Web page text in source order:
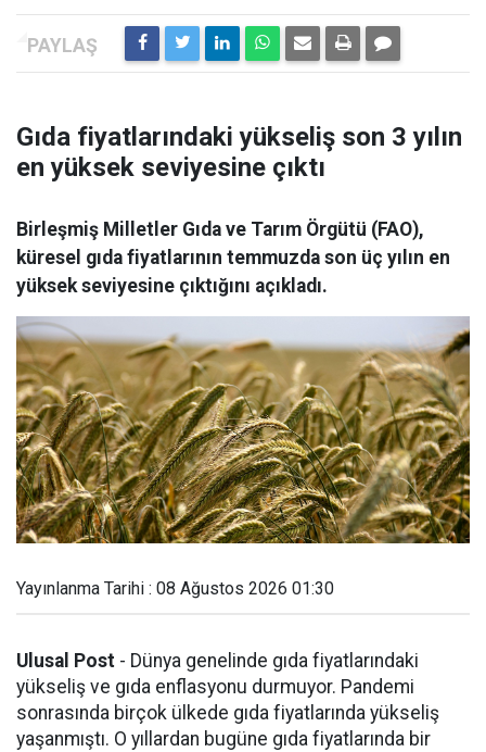
Gıda fiyatlarındaki yükseliş son 3 yılın
en yüksek seviyesine çıktı
Birleşmiş Milletler Gıda ve Tarım Örgütü (FAO),
küresel gıda fiyatlarının temmuzda son üç yılın en
yüksek seviyesine çıktığını açıkladı.
Yayınlanma Tarihi : 08 Ağustos 2026 01:30
Ulusal Post - Dünya genelinde gıda fiyatlarındaki
yükseliş ve gıda enflasyonu durmuyor. Pandemi
sonrasında birçok ülkede gıda fiyatlarında yükseliş
yaşanmıştı. O yıllardan bugüne gıda fiyatlarında bir